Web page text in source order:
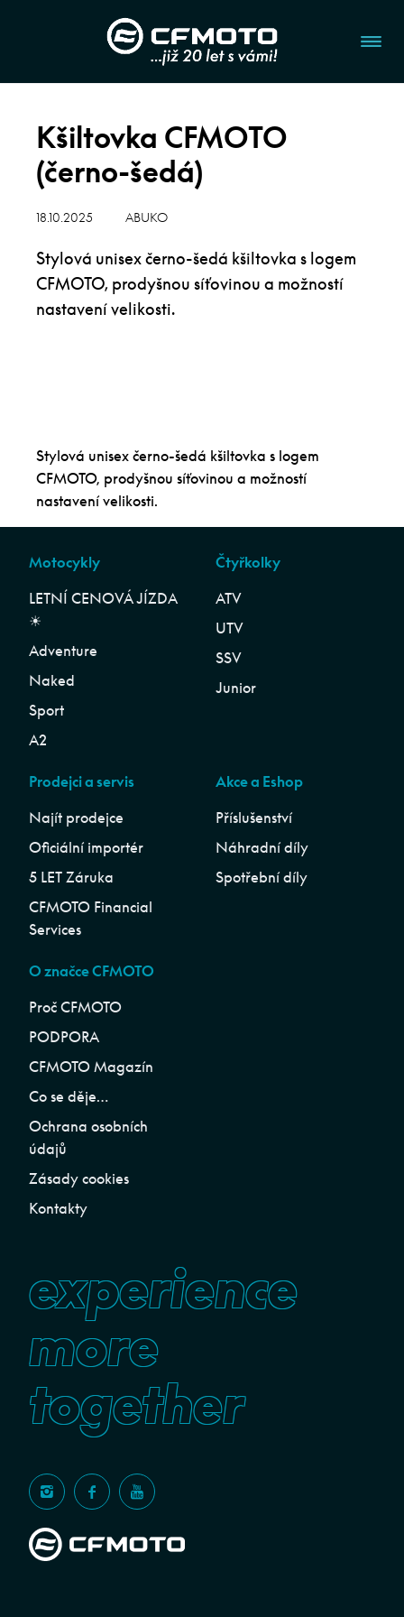
Kšiltovka CFMOTO
(černo-šedá)
18.10.2025 ABUKO
Stylová unisex černo-šedá kšiltovka s logem
CFMOTO, prodyšnou síťovinou a možností
nastavení velikosti.
Stylová unisex černo-šedá kšiltovka s logem
CFMOTO, prodyšnou síťovinou a možností
nastavení velikosti.
Motocykly
LETNÍ CENOVÁ JÍZDA
☀︎
Adventure
Naked
Sport
A2
Čtyřkolky
ATV
UTV
SSV
Junior
Prodejci a servis
Najít prodejce
Oficiální importér
5 LET Záruka
CFMOTO Financial
Services
Akce a Eshop
Příslušenství
Náhradní díly
Spotřební díly
O značce CFMOTO
Proč CFMOTO
PODPORA
CFMOTO Magazín
Co se děje…
Ochrana osobních
údajů
Zásady cookies
Kontakty
experience
more
together